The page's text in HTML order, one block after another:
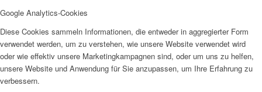
Google Analytics-Cookies
Diese Cookies sammeln Informationen, die entweder in aggregierter Form
verwendet werden, um zu verstehen, wie unsere Website verwendet wird
oder wie effektiv unsere Marketingkampagnen sind, oder um uns zu helfen,
unsere Website und Anwendung für Sie anzupassen, um Ihre Erfahrung zu
verbessern.